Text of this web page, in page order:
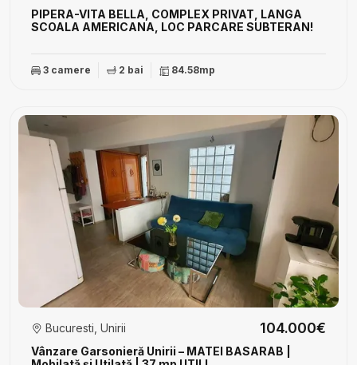
PIPERA-VITA BELLA, COMPLEX PRIVAT, LANGA
SCOALA AMERICANA, LOC PARCARE SUBTERAN!
3 camere 2 bai 84.58mp
Vânzare Garsonieră Unirii – MATEI BASARAB |
Bucuresti, Unirii 104.000€